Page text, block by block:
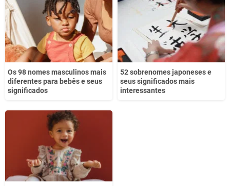
Os 98 nomes masculinos mais
diferentes para bebês e seus
significados
52 sobrenomes japoneses e
seus significados mais
interessantes